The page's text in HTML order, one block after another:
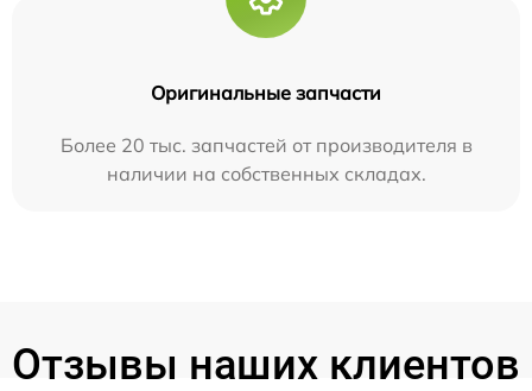
Оригинальные запчасти
Более 20 тыс. запчастей от производителя в
наличии на собственных складах.
Отзывы наших клиентов